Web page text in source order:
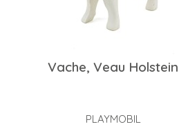
Vache, Veau Holstein
PLAYMOBIL